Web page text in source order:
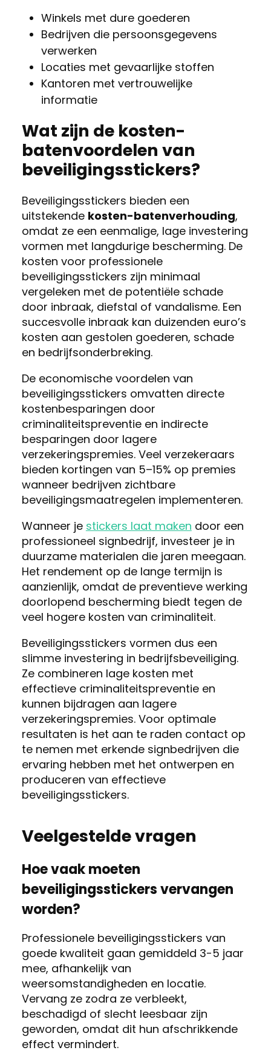
Winkels met dure goederen
Bedrijven die persoonsgegevens
verwerken
Locaties met gevaarlijke stoffen
Kantoren met vertrouwelijke
informatie
Wat zijn de kosten-
batenvoordelen van
beveiligingsstickers?
Beveiligingsstickers bieden een
uitstekende kosten-batenverhouding,
omdat ze een eenmalige, lage investering
vormen met langdurige bescherming. De
kosten voor professionele
beveiligingsstickers zijn minimaal
vergeleken met de potentiële schade
door inbraak, diefstal of vandalisme. Een
succesvolle inbraak kan duizenden euro’s
kosten aan gestolen goederen, schade
en bedrijfsonderbreking.
De economische voordelen van
beveiligingsstickers omvatten directe
kostenbesparingen door
criminaliteitspreventie en indirecte
besparingen door lagere
verzekeringspremies. Veel verzekeraars
bieden kortingen van 5–15% op premies
wanneer bedrijven zichtbare
beveiligingsmaatregelen implementeren.
Wanneer je stickers laat maken door een
professioneel signbedrijf, investeer je in
duurzame materialen die jaren meegaan.
Het rendement op de lange termijn is
aanzienlijk, omdat de preventieve werking
doorlopend bescherming biedt tegen de
veel hogere kosten van criminaliteit.
Beveiligingsstickers vormen dus een
slimme investering in bedrijfsbeveiliging.
Ze combineren lage kosten met
effectieve criminaliteitspreventie en
kunnen bijdragen aan lagere
verzekeringspremies. Voor optimale
resultaten is het aan te raden contact op
te nemen met erkende signbedrijven die
ervaring hebben met het ontwerpen en
produceren van effectieve
beveiligingsstickers.
Veelgestelde vragen
Hoe vaak moeten
beveiligingsstickers vervangen
worden?
Professionele beveiligingsstickers van
goede kwaliteit gaan gemiddeld 3-5 jaar
mee, afhankelijk van
weersomstandigheden en locatie.
Vervang ze zodra ze verbleekt,
beschadigd of slecht leesbaar zijn
geworden, omdat dit hun afschrikkende
effect vermindert.